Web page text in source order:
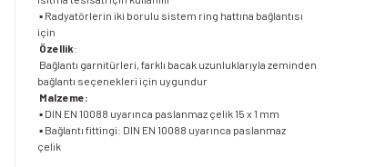
▪ Radyatörlerin iki borulu sistem ring hattına bağlantısı
için
Özellik:
Bağlantı garnitürleri, farklı bacak uzunluklarıyla zeminden
bağlantı seçenekleri için uygundur
Malzeme:
▪ DIN EN 10088 uyarınca paslanmaz çelik 15 x 1 mm
▪ Bağlantı fittingi: DIN EN 10088 uyarınca paslanmaz
çelik